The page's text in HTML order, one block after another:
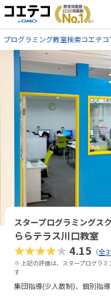
プログラミング教室検索コエテコ
スタープログラミングス
ららテラス川口教室
★★★★★4.15 （全
※ 上記の評価は、スタープログラ
す
集団指導(少人数制) 個別指導